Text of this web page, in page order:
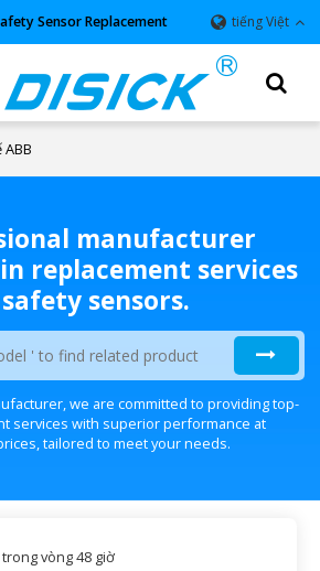
Sensor Replacement tiếng Việt
ABB
manufacturer
replacement services
sensors.
we are committed to providing top-
services with superior performance at
tailored to meet your needs.
vòng 48 giờ